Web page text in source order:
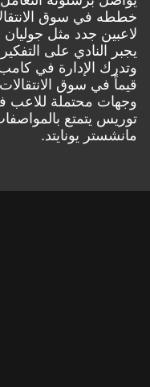
خططه في سوق
لاعبين جدد مثل جوليان
يجبر النادي على
وتدرك الإدارة في
قيماً في سوق
وجهات محتملة للاعب
توريس يتمتع
مانشستر يونايتد.